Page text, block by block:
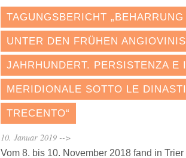
TAGUNGSBERICHT
UNTER DEN FRÜHEN
JAHRHUNDERT. PERSISTENZA E
MERIDIONALE SOTTO LE
TRECENTO“
10. Januar 2019 -->
Vom 8. bis 10. November 2018 fand in